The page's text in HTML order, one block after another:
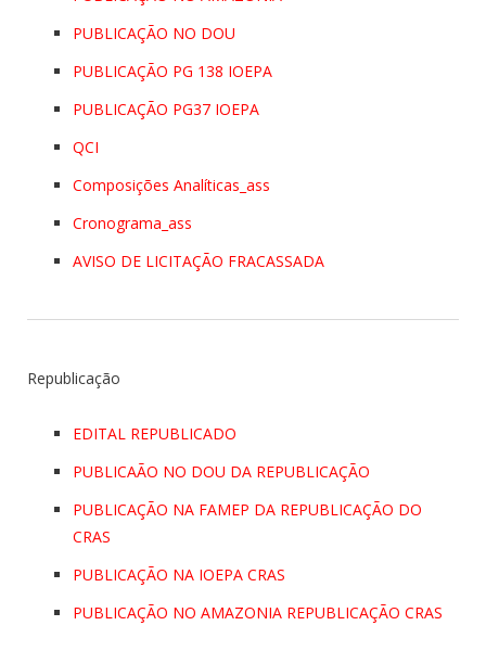
PUBLICAÇÃO NO DOU
PUBLICAÇÃO PG 138 IOEPA
PUBLICAÇÃO PG37 IOEPA
QCI
Composições Analíticas_ass
Cronograma_ass
AVISO DE LICITAÇÃO FRACASSADA
Republicação
EDITAL REPUBLICADO
PUBLICAÃO NO DOU DA REPUBLICAÇÃO
PUBLICAÇÃO NA FAMEP DA REPUBLICAÇÃO DO
CRAS
PUBLICAÇÃO NA IOEPA CRAS
PUBLICAÇÃO NO AMAZONIA REPUBLICAÇÃO CRAS